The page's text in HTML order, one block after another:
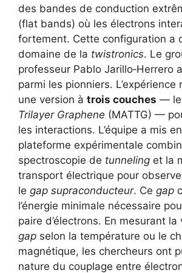
des bandes de conduction
(flat bands) où les électrons
fortement. Cette configuration a
domaine de la twistronics. Le
professeur Pablo Jarillo‑Herrero
parmi les pionniers. L’expérience
une version à trois couches — le
Trilayer Graphene (MATTG) —
les interactions. L’équipe a mis
plateforme expérimentale
spectroscopie de tunneling et la
transport électrique pour
le gap supraconducteur. Ce gap
l’énergie minimale nécessaire
paire d’électrons. En mesurant
gap selon la température ou le
magnétique, les chercheurs ont
nature du couplage entre